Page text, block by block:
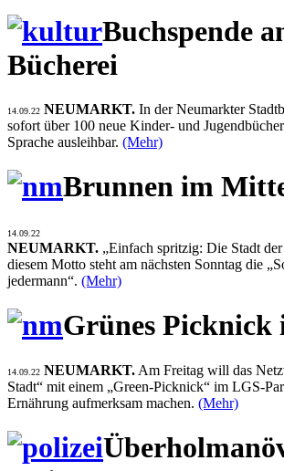
Buchspende
Bücherei
14.09.22 NEUMARKT. In der Neumarkter
sofort über 100 neue Kinder- und
Sprache ausleihbar. (Mehr)
Brunnen im
14.09.22
NEUMARKT. „Einfach spritzig: Die Stadt
diesem Motto steht am nächsten Sonntag die
jedermann“. (Mehr)
Grünes Picknick
14.09.22 NEUMARKT. Am Freitag will das
Stadt“ mit einem „Green-Picknick“ im LGS-
Ernährung aufmerksam machen. (Mehr)